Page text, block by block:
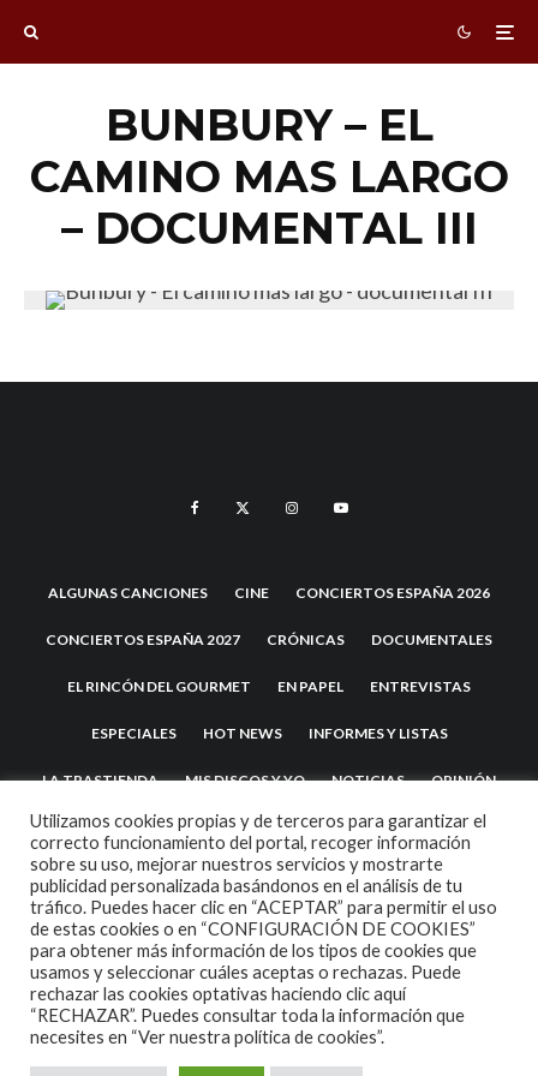
BUNBURY – EL
CAMINO MAS LARGO
– DOCUMENTAL III
ALGUNAS CANCIONES CINE CONCIERTOS ESPAÑA 2026
CONCIERTOS ESPAÑA 2027 CRÓNICAS DOCUMENTALES
EL RINCÓN DEL GOURMET EN PAPEL ENTREVISTAS
ESPECIALES HOT NEWS INFORMES Y LISTAS
LA TRASTIENDA MIS DISCOS Y YO NOTICIAS OPINIÓN
REVIEWS TEATRO TU DISCO ME SUENA
2007 COPYRIGHT -CODETIPITHEME
Utilizamos cookies propias y de terceros para garantizar el
correcto funcionamiento del portal, recoger información
sobre su uso, mejorar nuestros servicios y mostrarte
publicidad personalizada basándonos en el análisis de tu
tráfico. Puedes hacer clic en “ACEPTAR” para permitir el uso
de estas cookies o en “CONFIGURACIÓN DE COOKIES”
para obtener más información de los tipos de cookies que
usamos y seleccionar cuáles aceptas o rechazas. Puede
rechazar las cookies optativas haciendo clic aquí
“RECHAZAR”. Puedes consultar toda la información que
necesites en “Ver nuestra política de cookies”.